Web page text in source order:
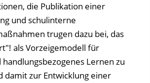
die Publikation einer
und schulinterne
trugen dazu bei, das
als Vorzeigemodell für
Lernen zu
damit zur Entwicklung einer